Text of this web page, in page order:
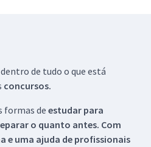
de tudo o que está
concursos.
formas de estudar para
o quanto antes. Com
e uma ajuda de profissionais